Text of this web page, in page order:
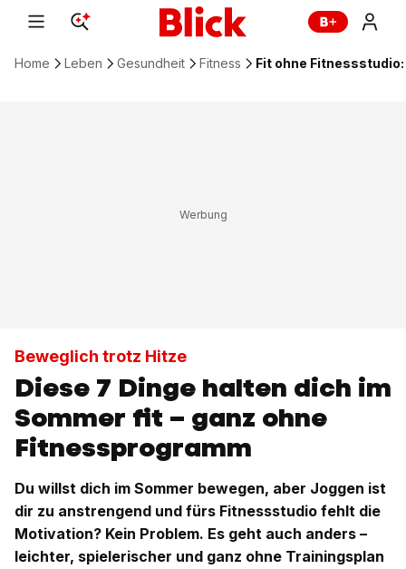
Home Leben Gesundheit Fitness Fit ohne
Beweglich trotz Hitze
Diese 7 Dinge halten dich im
Sommer fit – ganz ohne
Fitnessprogramm
Du willst dich im Sommer bewegen, aber Joggen ist
dir zu anstrengend und fürs Fitnessstudio fehlt die
Motivation? Kein Problem. Es geht auch anders –
leichter, spielerischer und ganz ohne Trainingsplan